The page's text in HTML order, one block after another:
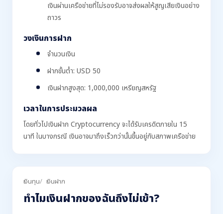
เงินผ่านเครือข่ายที่ไม่รองรับอาจส่งผลให้สูญเสียเงินอย่าง
ถาวร
วงเงินการฝาก
จำนวนเงิน
ฝากขั้นต่ำ: USD 50
เงินฝากสูงสุด: 1,000,000 เหรียญสหรัฐ
เวลาในการประมวลผล
โดยทั่วไปเงินฝาก Cryptocurrency จะได้รับเครดิตภายใน 15
นาที ในบางกรณี เงินอาจมาถึงเร็วกว่านั้นขึ้นอยู่กับสภาพเครือข่าย
เงินทุน เงินฝาก
ทำไมเงินฝากของฉันถึงไม่เข้า?